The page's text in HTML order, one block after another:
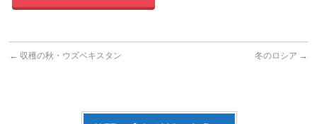
← 収穫の秋・ウズベキスタン 冬のロシア →